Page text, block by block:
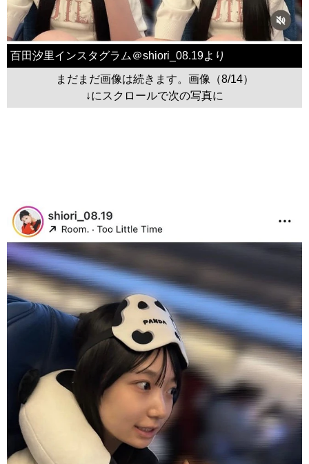
百田汐里インスタグラム＠shiori_08.19より
まだまだ画像は続きます。画像（8/14）
↓にスクロールで次の写真に